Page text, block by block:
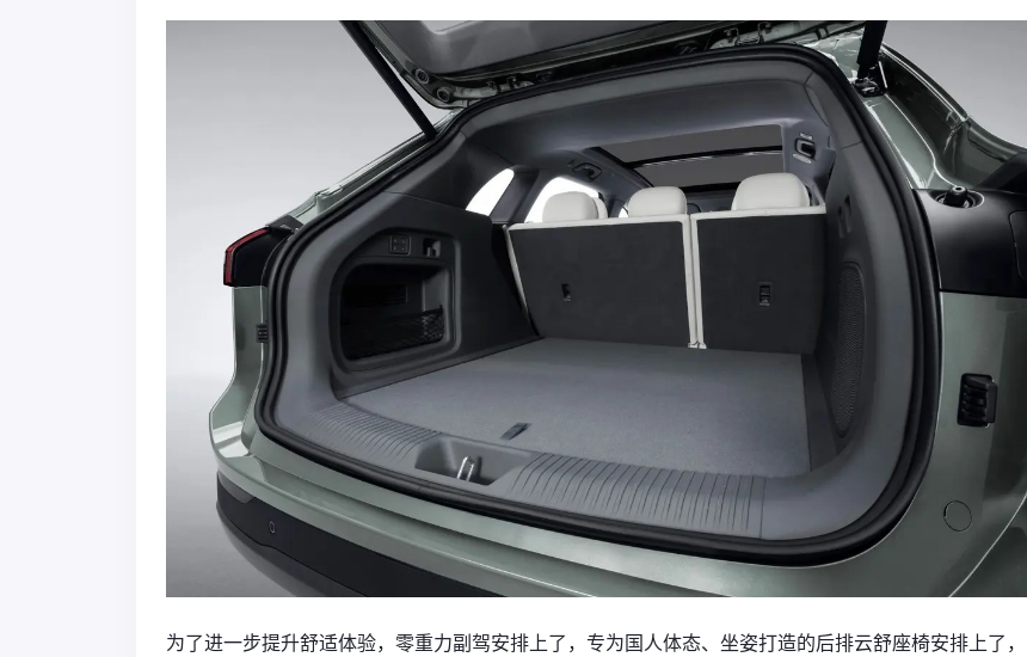
为了进一步提升舒适体验，零重力副驾安排上了，专为国人体态、坐姿打造的后排云舒座椅安排上了，